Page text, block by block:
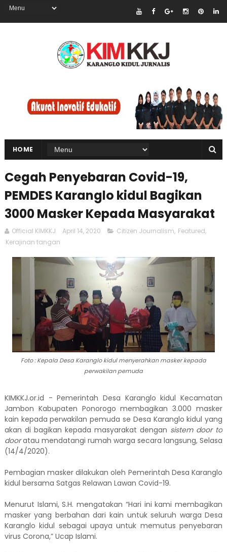
HOME
Cegah Penyebaran Covid-19,
PEMDES Karanglo kidul Bagikan
3000 Masker Kepada Masyarakat
Official KIMKKJ April 14, 2020 Citizen Journalism, Featured,
Kerajinan tangan
Foto : Kepala Desa Karanglo kidul menyerahkan masker kepada
perwakilan pemuda
KIMKKJ.or.id - Pemerintah Desa Karanglo kidul Kecamatan
Jambon Kabupaten Ponorogo membagikan 3.000 masker
kain kepada perwakilan pemuda se Desa Karanglo kidul yang
akan di bagikan kepada masyarakat dengan sistem door to
dooratau mendatangi rumah warga secara langsung, Selasa
(14/4/2020).
Pembagian masker dilakukan oleh Pemerintah Desa Karanglo
kidul bersama Satgas Relawan Lawan Covid-19.
Menurut Islami, S.H. mengatakan “Hari ini kami membagikan
masker yang berbahan dari kain untuk seluruh warga Desa
Karanglo kidul sebagai upaya untuk memutus penyebaran
virus Corona,” Ucap Islami.